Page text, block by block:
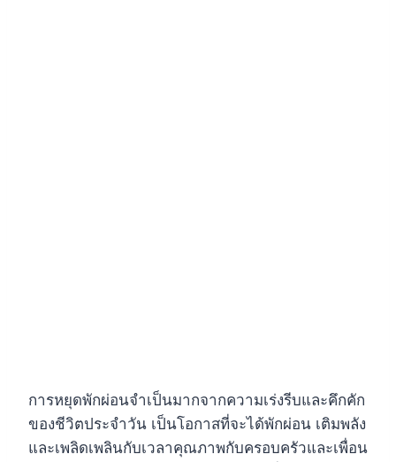
การหยุดพักผ่อนจำเป็นมากจากความเร่งรีบและคึกคัก
ของชีวิตประจำวัน เป็นโอกาสที่จะได้พักผ่อน เติมพลัง
และเพลิดเพลินกับเวลาคุณภาพกับครอบครัวและเพื่อน